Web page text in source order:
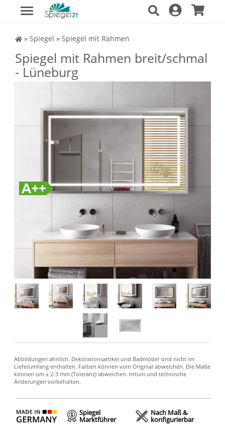
Spiegel Shop
» Spiegel » Spiegel mit Rahmen
Spiegel mit Rahmen breit/schmal
- Lüneburg
Spiegel
Marktführer
Nach Maß &
konfigurierbar